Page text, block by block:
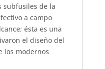
subfusiles de la
a campo
ésta es una
el diseño del
los modernos